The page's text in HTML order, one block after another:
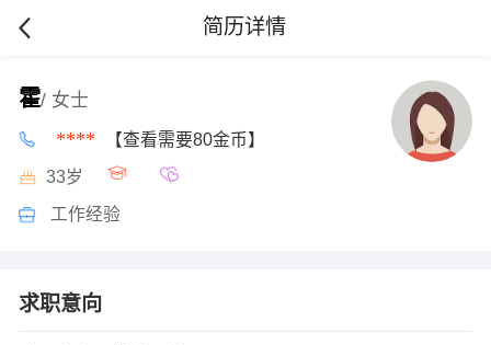
简历详情
霍/ 女士
**** 【查看需要80金币】
33岁
工作经验
求职意向